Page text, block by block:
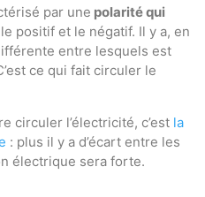
par une polarité qui
positif et le négatif. Il y a, en
entre lesquels est
ce qui fait circuler le
circuler l’électricité, c’est la
: plus il y a d’écart entre les
électrique sera forte.